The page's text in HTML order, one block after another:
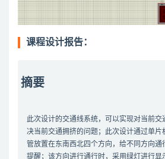
课程设计报告：
摘要
此次设计的交通线系统，可以实现对当前交
决当前交通拥挤的问题；此次设计通过单片
管放置在东南西北四个方向，给不同方向通
提醒；该方向进行通行时，采用绿灯进行显